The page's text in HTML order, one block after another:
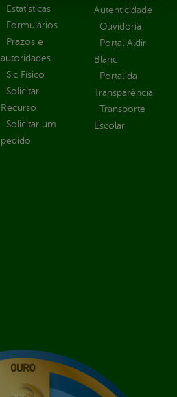
Estatísticas
Formulários
Prazos e
autoridades
Sic Físico
Solicitar
Recurso
Solicitar um
pedido
Autenticidade
Ouvidoria
Portal Aldir
Blanc
Portal da
Transparência
Transporte
Escolar